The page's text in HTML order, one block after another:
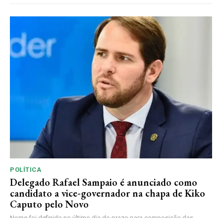
POLÍTICA
Delegado Rafael Sampaio é anunciado como
candidato a vice-governador na chapa de Kiko
Caputo pelo Novo